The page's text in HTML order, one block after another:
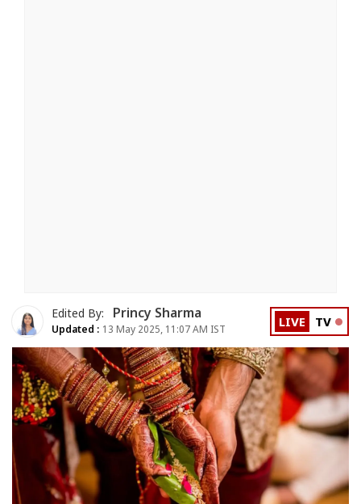
Edited By: Princy Sharma
Updated : 13 May 2025, 11:07 AM IST LIVE TV